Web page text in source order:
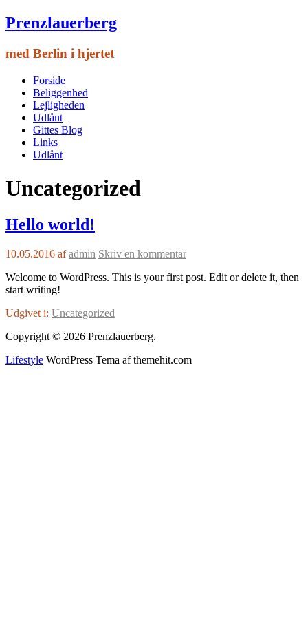
Prenzlauerberg
med Berlin i hjertet
Forside
Beliggenhed
Lejligheden
Udlånt
Gittes Blog
Links
Udlånt
Uncategorized
Hello world!
10.05.2016 afadmin Skriv en kommentar
Welcome to WordPress. This is your first post. Edit or delete it, then
start writing!
Udgivet i: Uncategorized
Copyright © 2026 Prenzlauerberg.
Lifestyle WordPress Tema af themehit.com